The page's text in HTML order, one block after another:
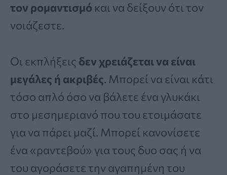
τον ρομαντισμό και να δείξουν ότι τον
νοιάζεστε.
Οι εκπλήξεις δεν χρειάζεται να είναι
μεγάλες ή ακριβές. Μπορεί να είναι κάτι
τόσο απλό όσο να βάλετε ένα γλυκάκι
στο μεσημεριανό που του ετοιμάσατε
για να πάρει μαζί. Μπορεί κανονίσετε
ένα «ραντεβού» για τους δυο σας ή να
του αγοράσετε την αγαπημένη του